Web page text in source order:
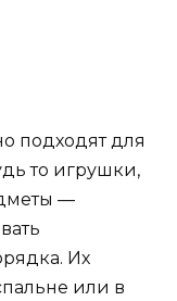
подходят для
то игрушки,
—
Их
или в